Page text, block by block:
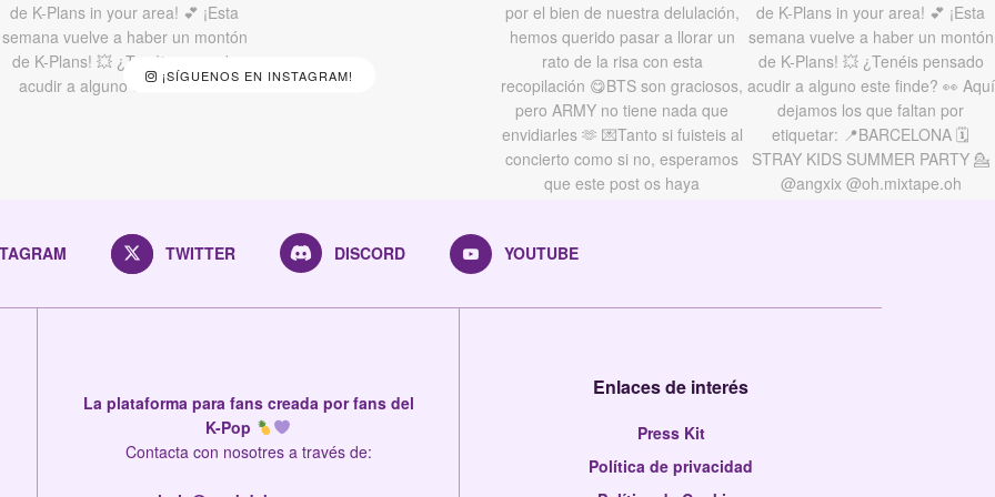
¡SÍGUENOS EN INSTAGRAM!
TWITTER DISCORD YOUTUBE
La plataforma para fans creada por fans del
K-Pop
Contacta con nosotres a través de:
Enlaces de interés
Press Kit
Política de privacidad